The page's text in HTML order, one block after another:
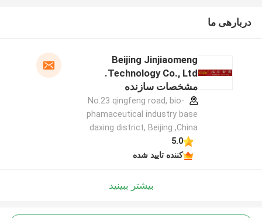
دربارهی ما
Beijing Jinjiaomeng
Technology Co., Ltd.
مشخصات سازنده
No.23 qingfeng road, bio-
phamaceutical industry base
daxing district, Beijing ,China
5.0
کننده تایید شده
بیشتر ببینید